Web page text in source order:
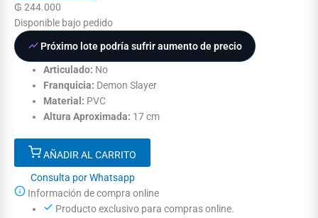
₲ 244.000
Disponible bajo pedido
Próximo lote podría sufrir aumento de precio
Articulado: No
Franquicia: Demon Slayer
Material: PVC
Altura Aproximada: 17 cm
AÑADIR AL CARRITO
Consulta por Whatsapp
Información de compra online
Producto exclusivo para compras online.